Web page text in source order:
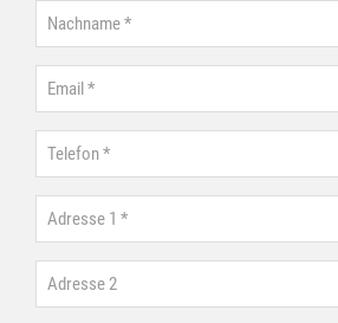
Nachname
Email
Telefon
Adresse 1
Adresse 2